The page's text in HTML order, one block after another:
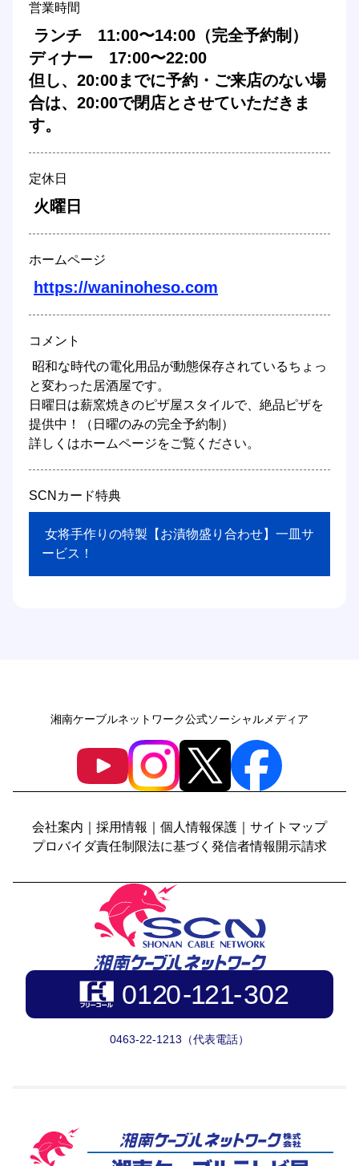
営業時間
ディナー　17:00〜22:00
但し、20:00までに予約・ご来店のない場
合は、20:00で閉店とさせていただきま
す。
定休日
火曜日
ホームページ
https://waninoheso.com
コメント
と変わった居酒屋です。
日曜日は薪窯焼きのピザ屋スタイルで、絶品ピザを
提供中！（日曜のみの完全予約制）
詳しくはホームページをご覧ください。
SCNカード特典
ービス！
湘南ケーブルネットワーク公式ソーシャルメディア
0463-22-1213（代表電話）
会社案内 採用情報 個人情報保護
サイトマップ
プロバイダ責任制限法に基づく発信者情報開示請求